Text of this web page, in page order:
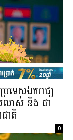
ទេសឯករាជ្យ
លាស់ និង ជា
ាតិ
0